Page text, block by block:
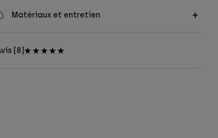
Matériaux et entretien
[8]